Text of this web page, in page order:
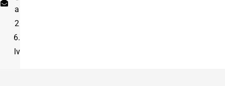
a
2
6.
lv